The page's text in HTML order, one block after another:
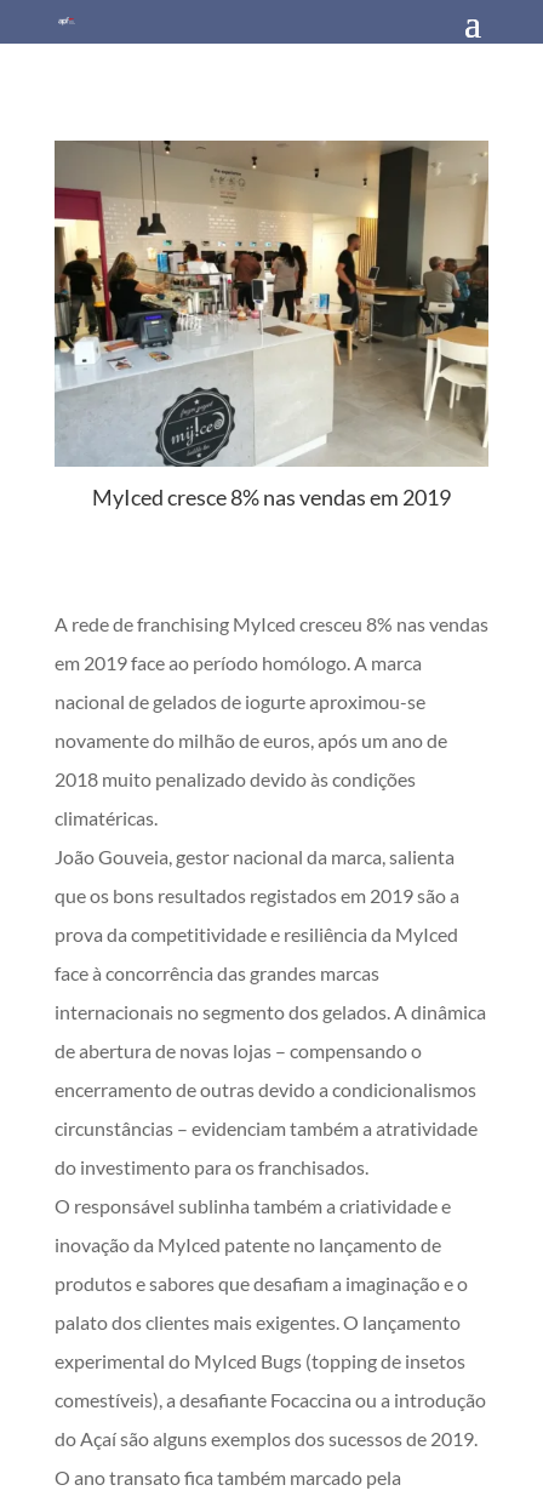
MyIced cresce 8% nas vendas em 2019
A rede de franchising MyIced cresceu 8% nas vendas
em 2019 face ao período homólogo. A marca
nacional de gelados de iogurte aproximou-se
novamente do milhão de euros, após um ano de
2018 muito penalizado devido às condições
climatéricas.
João Gouveia, gestor nacional da marca, salienta
que os bons resultados registados em 2019 são a
prova da competitividade e resiliência da MyIced
face à concorrência das grandes marcas
internacionais no segmento dos gelados. A dinâmica
de abertura de novas lojas – compensando o
encerramento de outras devido a condicionalismos
circunstâncias – evidenciam também a atratividade
do investimento para os franchisados.
O responsável sublinha também a criatividade e
inovação da MyIced patente no lançamento de
produtos e sabores que desafiam a imaginação e o
palato dos clientes mais exigentes. O lançamento
experimental do MyIced Bugs (topping de insetos
comestíveis), a desafiante Focaccina ou a introdução
do Açaí são alguns exemplos dos sucessos de 2019.
O ano transato fica também marcado pela